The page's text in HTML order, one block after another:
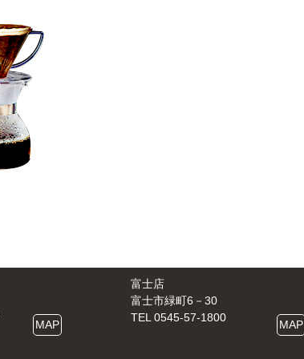
MAP
富士店
富士市緑町6－30
TEL 0545-57-1800
MAP